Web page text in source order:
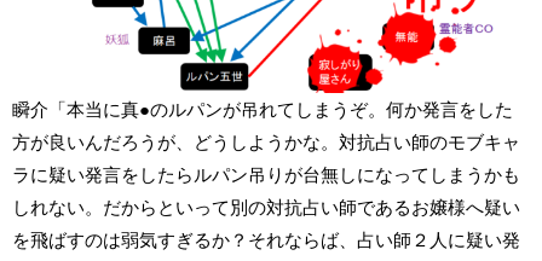
瞬介「本当に真●のルパンが吊れてしまうぞ。何か発言をした
方が良いんだろうが、どうしようかな。対抗占い師のモブキャ
ラに疑い発言をしたらルパン吊りが台無しになってしまうかも
しれない。だからといって別の対抗占い師であるお嬢様へ疑い
を飛ばすのは弱気すぎるか？それならば、占い師２人に疑い発